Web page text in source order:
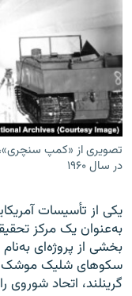
تصویری از «کمپ سنچری»،
در سال ۱۹۶۰
یکی از تأسیسات
به‌عنوان یک مرکز
بخشی از پروژه‌ای
سکوهای شلیک
گرینلند، اتحاد